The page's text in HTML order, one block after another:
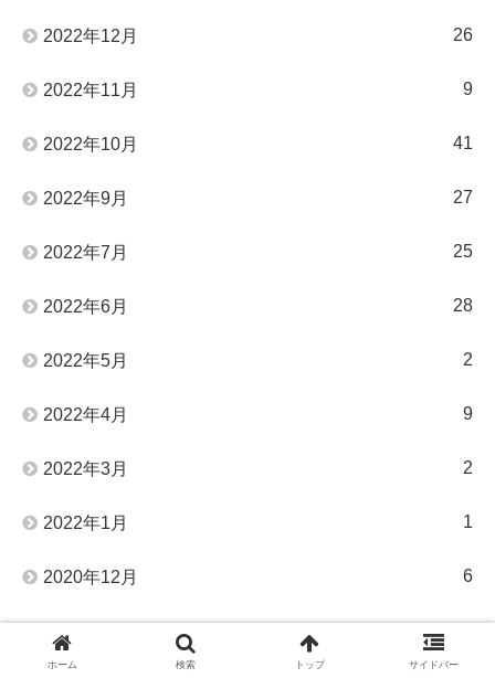
2022年12月 26
2022年11月 9
2022年10月 41
2022年9月 27
2022年7月 25
2022年6月 28
2022年5月 2
2022年4月 9
2022年3月 2
2022年1月 1
2020年12月 6
2020年11月
ホーム 検索 トップ サイドバー